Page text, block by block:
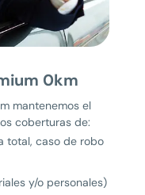
0km
mantenemos el
coberturas de:
total, caso de robo
y/o personales)